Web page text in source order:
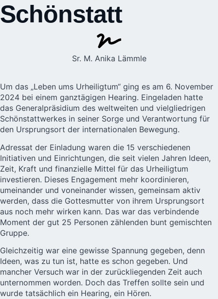
Schönstatt
Sr. M. Anika Lämmle
Um das „Leben ums Urheiligtum“ ging es am 6. November
2024 bei einem ganztägigen Hearing. Eingeladen hatte
das Generalpräsidium des weltweiten und vielgliedrigen
Schönstattwerkes in seiner Sorge und Verantwortung für
den Ursprungsort der internationalen Bewegung.
Adressat der Einladung waren die 15 verschiedenen
Initiativen und Einrichtungen, die seit vielen Jahren Ideen,
Zeit, Kraft und finanzielle Mittel für das Urheiligtum
investieren. Dieses Engagement mehr koordinieren,
umeinander und voneinander wissen, gemeinsam aktiv
werden, dass die Gottesmutter von ihrem Ursprungsort
aus noch mehr wirken kann. Das war das verbindende
Moment der gut 25 Personen zählenden bunt gemischten
Gruppe.
Gleichzeitig war eine gewisse Spannung gegeben, denn
Ideen, was zu tun ist, hatte es schon gegeben. Und
mancher Versuch war in der zurückliegenden Zeit auch
unternommen worden. Doch das Treffen sollte sein und
wurde tatsächlich ein Hearing, ein Hören.